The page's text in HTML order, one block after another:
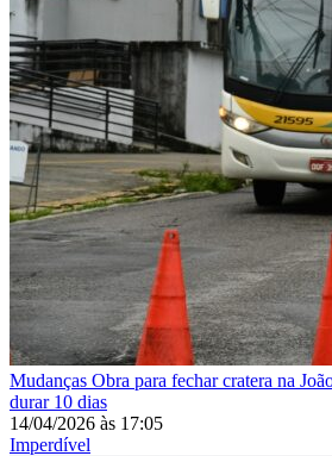
Mudanças Obra para fechar cratera na
durar 10 dias
14/04/2026 às 17:05
Imperdível